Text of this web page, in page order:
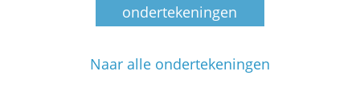
ondertekeningen
Naar alle ondertekeningen